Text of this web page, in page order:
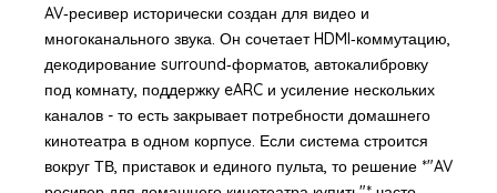
AV‑ресивер исторически создан для видео и
многоканального звука. Он сочетает HDMI‑коммутацию,
декодирование surround‑форматов, автокалибровку
под комнату, поддержку eARC и усиление нескольких
каналов - то есть закрывает потребности домашнего
кинотеатра в одном корпусе. Если система строится
вокруг ТВ, приставок и единого пульта, то решение *"AV